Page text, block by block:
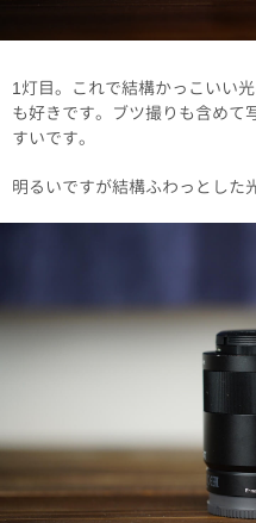
1灯目。これで結構かっこいい
も好きです。ブツ撮りも含めて
すいです。
明るいですが結構ふわっとした